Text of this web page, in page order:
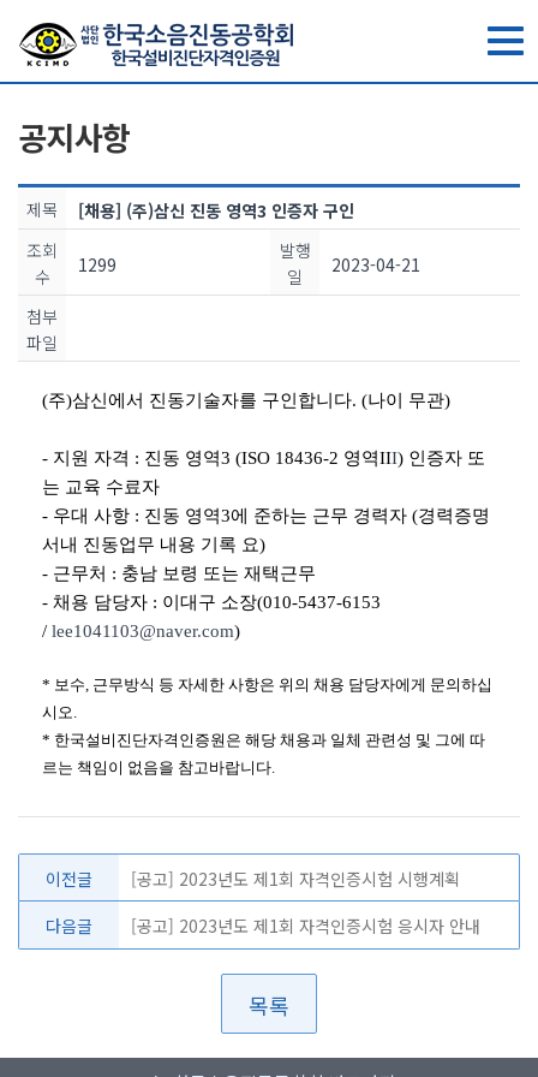
toggle
공지사항
제목
[채용] (주)삼신 진동 영역3 인증자 구인
조회
수
1299
발행
일
2023-04-21
첨부
파일
(주)삼신에서 진동기술자를 구인합니다. (나이 무관)
- 지원 자격 : 진동 영역3 (ISO 18436-2 영역III) 인증자 또
는 교육 수료자
- 우대 사항 : 진동 영역3에 준하는 근무 경력자 (경력증명
서내 진동업무 내용 기록 요)
- 근무처 : 충남 보령 또는 재택근무
- 채용 담당자 : 이대구 소장(010-5437-6153
/ lee1041103@naver.com)
* 보수, 근무방식 등 자세한 사항은 위의 채용 담당자에게 문의하십
시오.
* 한국설비진단자격인증원은 해당 채용과 일체 관련성 및 그에 따
르는 책임이 없음을 참고바랍니다.
이전글
[공고] 2023년도 제1회 자격인증시험 시행계획
다음글
[공고] 2023년도 제1회 자격인증시험 응시자 안내
목록